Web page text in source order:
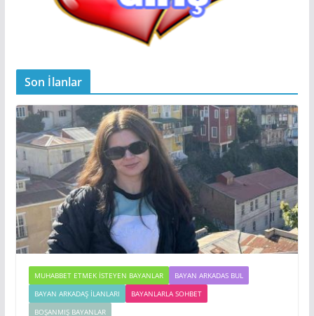
Son İlanlar
MUHABBET ETMEK İSTEYEN BAYANLAR
BAYAN ARKADAS BUL
BAYAN ARKADAŞ İLANLARI
BAYANLARLA SOHBET
BOŞANMIŞ BAYANLAR